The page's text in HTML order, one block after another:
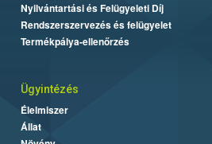
Nyilvántartási és Felügyeleti Díj
Rendszerszervezés és felügyelet
Termékpálya-ellenőrzés
Ügyintézés
Élelmiszer
Állat